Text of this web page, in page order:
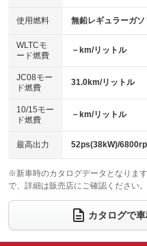
100V電源
：装備なし
センターデフロック
：装備なし
電動格納ミラー
：装備あり
バックカメラ
：装備あり
エアロ
：装備なし
：装備なし
パワーシート
ベンチシート
：装備あり
チップアップシート
：装備なし
：装備なし
ウォークスルー
：装備なし
電動リアゲート
：装備なし
使用燃料 無鉛レギュラーガソ
WLTCモ
ード燃費
－km/リットル
JC08モー
ド燃費
31.0km/リットル
10/15モー
ド燃費
－km/リットル
最高出力 52ps(38kW)/
※新車時のカタログデータとなりま
で、詳細は販売店にご確認ください。
カタログで